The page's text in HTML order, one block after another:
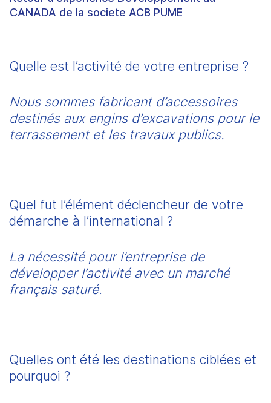
CANADA de la societe ACB PUME
Quelle est l’activité de votre entreprise ?
Nous sommes fabricant d’accessoires
destinés aux engins d’excavations pour le
terrassement et les travaux publics.
Quel fut l’élément déclencheur de votre
démarche à l’international ?
La nécessité pour l’entreprise de
développer l’activité avec un marché
français saturé.
Quelles ont été les destinations ciblées et
pourquoi ?